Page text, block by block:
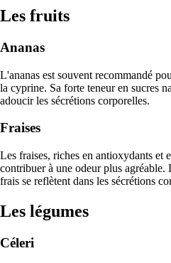
Les fruits
Ananas
L'ananas est souvent recommandé
la cyprine. Sa forte teneur en sucres
adoucir les sécrétions corporelles.
Fraises
Les fraises, riches en antioxydants et
contribuer à une odeur plus agréable.
frais se reflètent dans les sécrétions
Les légumes
Céleri